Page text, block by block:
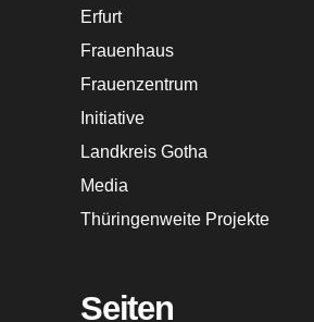
Erfurt
Frauenhaus
Frauenzentrum
Initiative
Landkreis Gotha
Media
Thüringenweite Projekte
Seiten